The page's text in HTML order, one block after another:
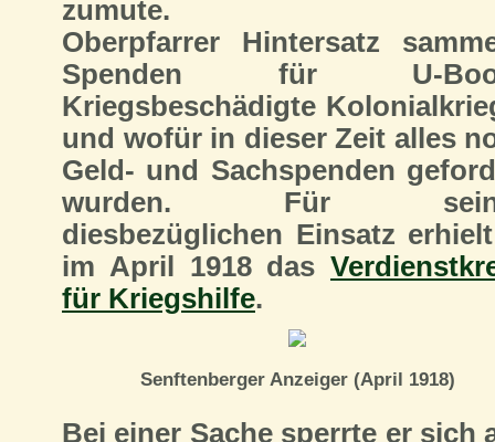
zumute.
Oberpfarrer Hintersatz
Spenden für U-
Kriegsbeschädigte
und wofür in dieser Zeit alles
Geld- und Sachspenden
wurden. Für
diesbezüglichen Einsatz
im April 1918 das
für Kriegshilfe.
Senftenberger Anzeiger (April 1918)
Bei einer Sache sperrte er sich